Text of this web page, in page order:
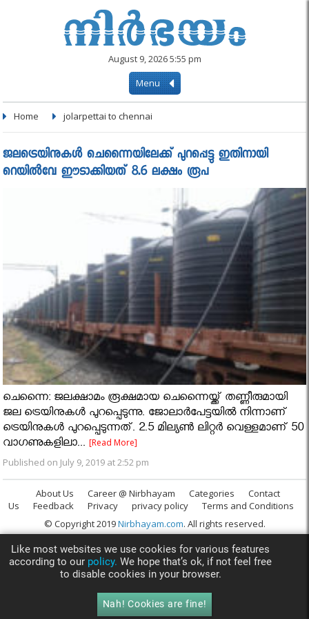
August 9, 2026 5:55 pm
Menu
Home jolarpettai to chennai
ജലട്രെയിനുകള്‍ ചെന്നൈയിലേക്ക് പുറപ്പെട്ടു ഇതിനായി
റെയില്‍വേ ഈടാക്കിയത് 8.6 ലക്ഷം രൂപ
ചെന്നൈ: ജലക്ഷാമം രൂക്ഷമായ ചെന്നൈയ്ക്ക് തണ്ണീരുമായി
ജല ട്രെയിനുകള്‍ പുറപ്പെടുന്നു. ജോലാര്‍പേട്ടയില്‍ നിന്നാണ്
ട്രെയിനുകള്‍ പുറപ്പെടുന്നത്. 2.5 മില്യണ്‍ ലിറ്റര്‍ വെള്ളമാണ് 50
വാഗണുകളിലാ...[Read More]
Published on July 9, 2019 at 2:52 pm
About Us Career @ Nirbhayam Categories
Contact
Us
Feedback Privacy privacy policy
Terms and Conditions
© Copyright 2019Nirbhayam.com. All rights reserved.
Like most websites we use cookies for various features
according to our policy. We hope that’s ok, if not feel free
to disable cookies in your browser.
Nah! Cookies are fine!